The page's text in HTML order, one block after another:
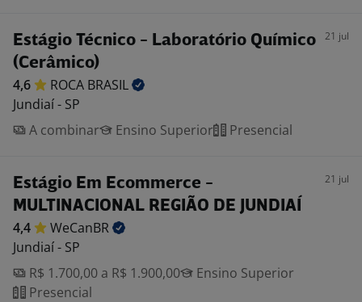
Estágio Técnico - Laboratório Químico
(Cerâmico)
21 jul
4,6 ROCA BRASIL
Jundiaí - SP
A combinar
Ensino Superior Presencial
Estágio Em Ecommerce -
MULTINACIONAL REGIÃO DE JUNDIAÍ
21 jul
4,4
WeCanBR
Jundiaí - SP
R$ 1.700,00 a R$ 1.900,00
Ensino Superior
Presencial